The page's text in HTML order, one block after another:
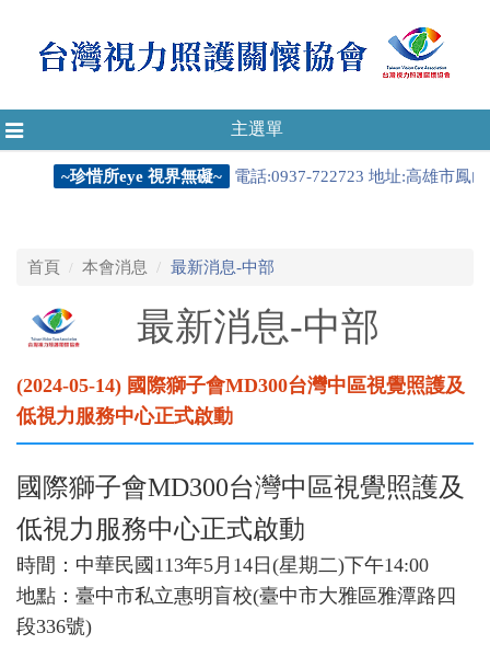
主選單
Toggle
navigation
~珍惜所eye 視界無礙~ 電話:0937-722723 地址:高雄市鳳山區
首頁 本會消息 最新消息-中部
最新消息-中部
(2024-05-14) 國際獅子會MD300台灣中區視覺照護及
低視力服務中心正式啟動
國際獅子會MD300台灣中區視覺照護及
低視力服務中心正式啟動
時間：中華民國113年5月14日(星期二)下午14:00
地點：臺中市私立惠明盲校(臺中市大雅區雅潭路四
段336號)